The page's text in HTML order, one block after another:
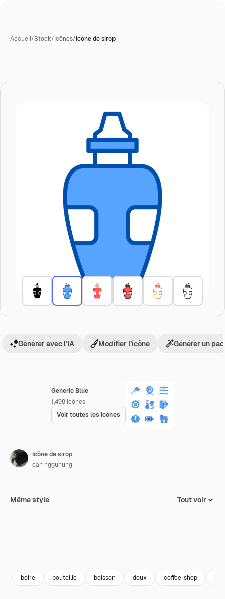
Accueil/Stock/Icônes/Icône de sirop
Generic Blue
1,498 Icônes
Voir toutes les icônes
Générer avec l’IA Modifier l’icône Générer un
Icône de sirop
cah nggunung
Même style Tout voir
boire bouteille boisson doux coffee-shop